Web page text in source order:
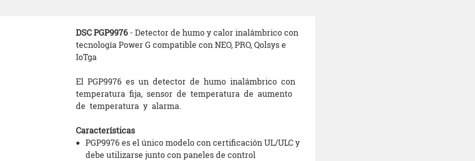
DSC PGP9976 - Detector de humo y calor inalámbrico con
tecnología Power G compatible con NEO, PRO, Qolsys e
IoTga
El PGP9976 es un detector de humo inalámbrico con
temperatura fija, sensor de temperatura de aumento
de temperatura y alarma.
Características
PGP9976 es el único modelo con certificación UL/ULC y
debe utilizarse junto con paneles de control